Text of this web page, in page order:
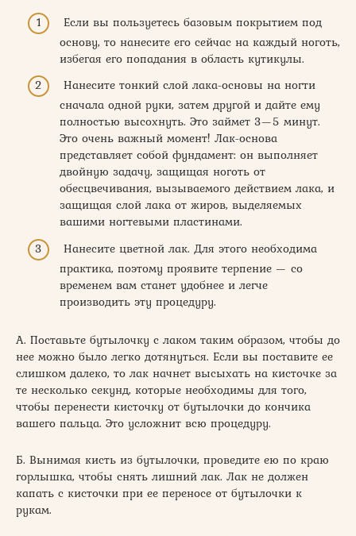
Если вы пользуетесь базовым покрытием под
основу, то нанесите его сейчас на каждый ноготь,
избегая его попадания в область кутикулы.
Нанесите тонкий слой лака-основы на ногти
сначала одной руки, затем другой и дайте ему
полностью высохнуть. Это займет 3—5 минут.
Это очень важный момент! Лак-основа
представляет собой фундамент: он выполняет
двойную задачу, защищая ноготь от
обесцвечивания, вызываемого действием лака, и
защищая слой лака от жиров, выделяемых
вашими ногтевыми пластинами.
Нанесите цветной лак. Для этого необходима
практика, поэтому проявите терпение — со
временем вам станет удобнее и легче
производить эту процедуру.
А. Поставьте бутылочку с лаком таким образом, чтобы до
нее можно было легко дотянуться. Если вы поставите ее
слишком далеко, то лак начнет высыхать на кисточке за
те несколько секунд, которые необходимы для того,
чтобы перенести кисточку от бутылочки до кончика
вашего пальца. Это усложнит всю процедуру.
Б. Вынимая кисть из бутылочки, проведите ею по краю
горлышка, чтобы снять лишний лак. Лак не должен
капать с кисточки при ее переносе от бутылочки к
рукам.